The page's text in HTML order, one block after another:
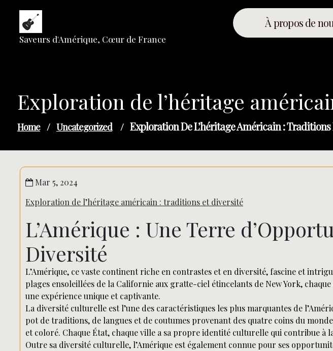
content
Saveurs d'Amérique, Cœur de France
À propos de
Exploration de l’héritage
Home / Uncategorized / Exploration De L’héritage Américain :
Mar 5, 2024
Exploration de l’héritage américain : traditions et diversité
L’Amérique : Une Terre
Diversité
L’Amérique, ce vaste continent riche en contrastes et en diversité, fascine et
plages ensoleillées de la Californie aux gratte-ciel étincelants de New York,
une expérience unique et captivante.
La diversité culturelle est l’une des caractéristiques les plus marquantes de
pot de traditions, de langues et de coutumes provenant des quatre coins du
et coloré. Chaque État, chaque ville a sa propre identité culturelle qui contribue à
Outre sa diversité culturelle, l’Amérique est également connue pour ses